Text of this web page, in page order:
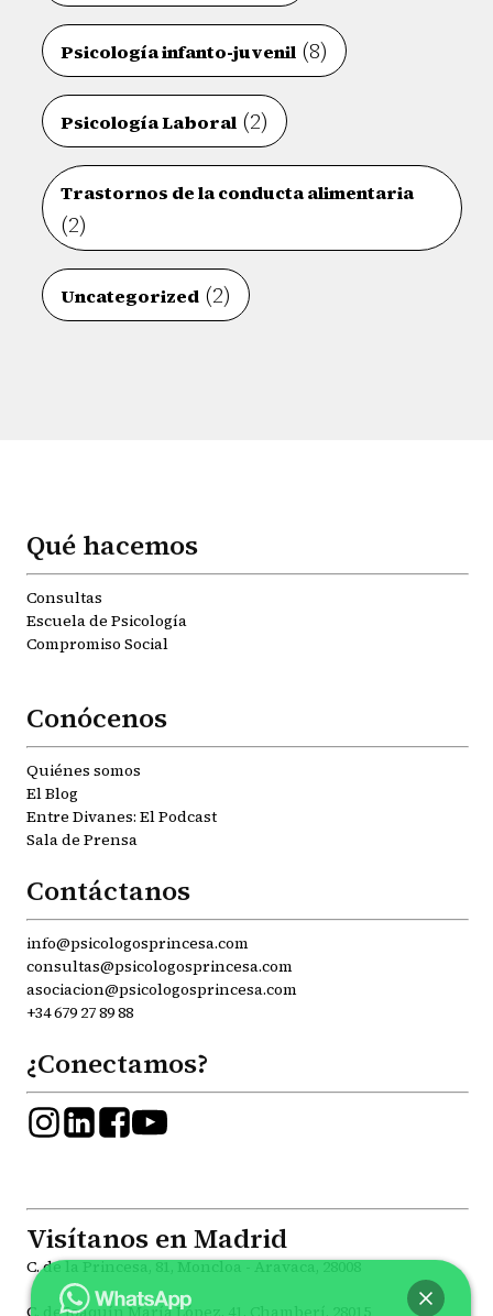
Psicología infanto-juvenil (8)
Psicología Laboral (2)
Trastornos de la conducta alimentaria
(2)
Uncategorized (2)
Qué hacemos
Consultas
Escuela de Psicología
Compromiso Social
Conócenos
Quiénes somos
El Blog
Entre Divanes: El Podcast
Sala de Prensa
Contáctanos
info@psicologosprincesa.com
consultas@psicologosprincesa.com
asociacion@psicologosprincesa.com
+34 679 27 89 88
¿Conectamos?
Visítanos en Madrid
C. de la Princesa, 81, Moncloa - Aravaca, 28008